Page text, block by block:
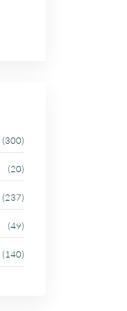
(300)
(20)
(237)
(49)
(140)